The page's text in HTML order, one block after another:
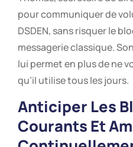
pour communiquer de
DSDEN, sans risquer le
messagerie classique.
lui permet en plus de ne
qu’il utilise tous les jours.
Anticiper Les
Courants Et